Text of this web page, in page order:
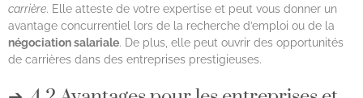
carrière. Elle atteste de votre expertise et peut vous donner un
avantage concurrentiel lors de la recherche d’emploi ou de la
négociation salariale. De plus, elle peut ouvrir des opportunités
de carrières dans des entreprises prestigieuses.